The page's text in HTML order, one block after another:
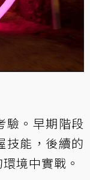
驗。早期階段
技能，後續的
境中實戰。